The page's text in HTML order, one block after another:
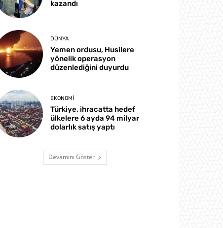
kazandı
DÜNYA
Yemen ordusu, Husilere
yönelik operasyon
düzenlediğini duyurdu
EKONOMI
Türkiye, ihracatta hedef
ülkelere 6 ayda 94 milyar
dolarlık satış yaptı
Devamını Göster